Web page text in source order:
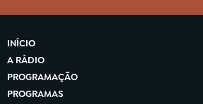
INÍCIO
A RÁDIO
PROGRAMAÇÃO
PROGRAMAS